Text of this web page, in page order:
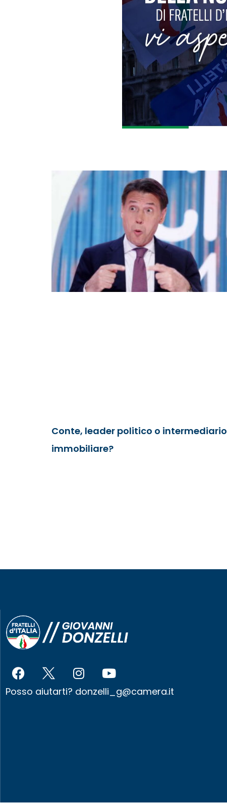
Conte, leader politico o intermediario
immobiliare?
Posso aiutarti? donzelli_g@camera.it